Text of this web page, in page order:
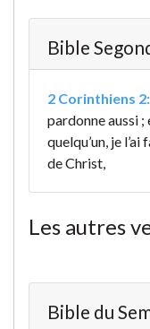
Bible
2 Corinthiens
pardonne aussi ;
quelqu’un, je
de Christ,
Les autres
Bible du